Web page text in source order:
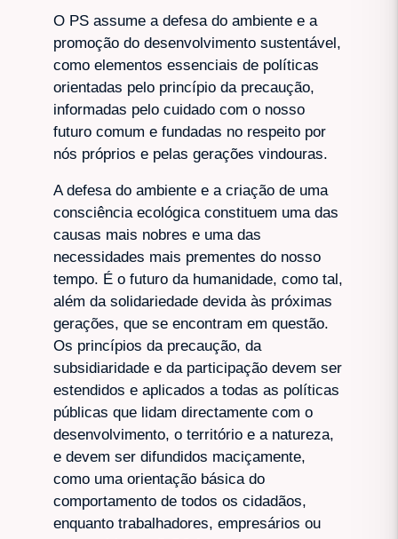
O PS assume a defesa do ambiente e a
promoção do desenvolvimento sustentável,
como elementos essenciais de políticas
orientadas pelo princípio da precaução,
informadas pelo cuidado com o nosso
futuro comum e fundadas no respeito por
nós próprios e pelas gerações vindouras.
A defesa do ambiente e a criação de uma
consciência ecológica constituem uma das
causas mais nobres e uma das
necessidades mais prementes do nosso
tempo. É o futuro da humanidade, como tal,
além da solidariedade devida às próximas
gerações, que se encontram em questão.
Os princípios da precaução, da
subsidiaridade e da participação devem ser
estendidos e aplicados a todas as políticas
públicas que lidam directamente com o
desenvolvimento, o território e a natureza,
e devem ser difundidos maciçamente,
como uma orientação básica do
comportamento de todos os cidadãos,
enquanto trabalhadores, empresários ou